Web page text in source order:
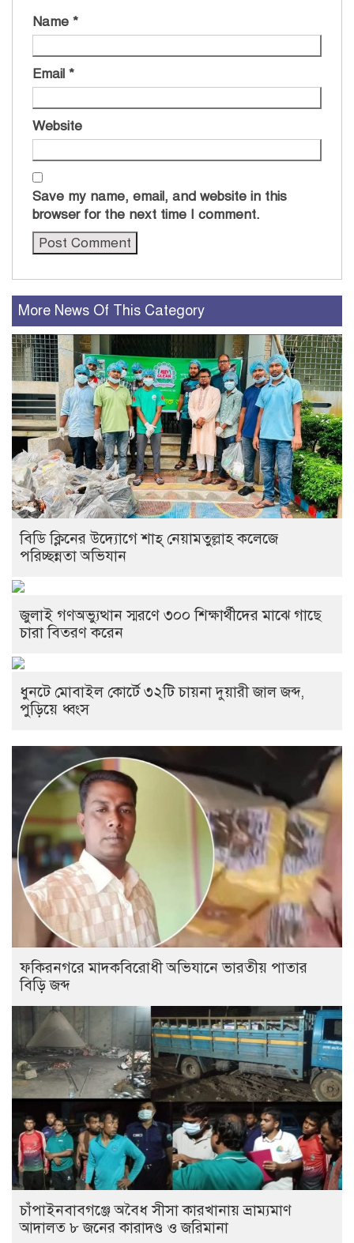
Name *
Email *
Website
Save my name, email, and website in this
browser for the next time I comment.
More News Of This Category
বিডি ক্লিনের উদ্যোগে শাহ্ নেয়ামতুল্লাহ কলেজে
পরিচ্ছন্নতা অভিযান
জুলাই গণঅভ্যুত্থান স্মরণে ৩০০ শিক্ষার্থীদের মাঝে গাছে
চারা বিতরণ করেন
ধুনটে মোবাইল কোর্টে ৩২টি চায়না দুয়ারী জাল জব্দ,
পুড়িয়ে ধ্বংস
ফকিরনগরে মাদকবিরোধী অভিযানে ভারতীয় পাতার
বিড়ি জব্দ
চাঁপাইনবাবগঞ্জে অবৈধ সীসা কারখানায় ভ্রাম্যমাণ
আদালত ৮ জনের কারাদণ্ড ও জরিমানা